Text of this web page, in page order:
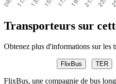
Transporteurs sur
Obtenez plus d'informations sur les
FlixBus TER
FlixBus, une compagnie de bus